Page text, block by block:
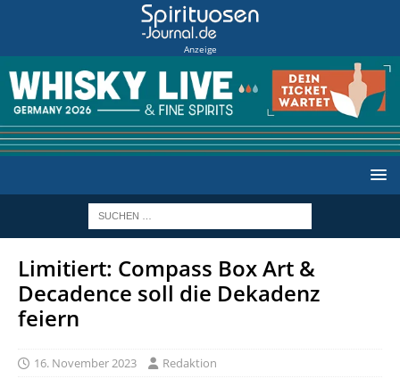
Anzeige
Limitiert: Compass Box Art &
Decadence soll die Dekadenz
feiern
16. November 2023 Redaktion